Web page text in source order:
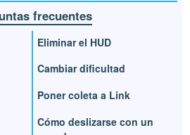
frecuentes
Eliminar el HUD
Cambiar dificultad
Poner coleta a Link
Cómo deslizarse con un